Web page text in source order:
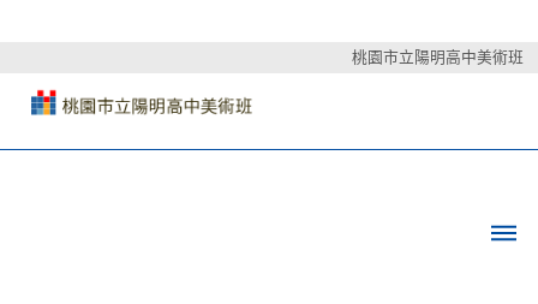
桃園市立陽明高中美術班